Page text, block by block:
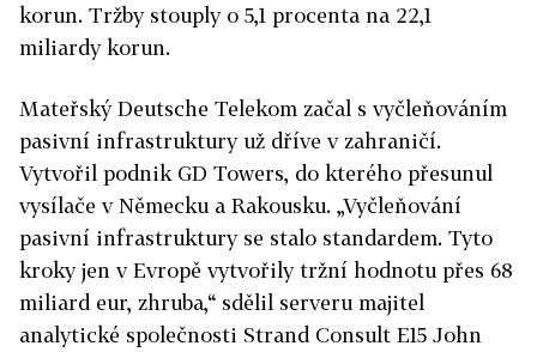
korun. Tržby stouply o 5,1 procenta na 22,1
miliardy korun.
Mateřský Deutsche Telekom začal s vyčleňováním
pasivní infrastruktury už dříve v zahraničí.
Vytvořil podnik GD Towers, do kterého přesunul
vysílače v Německu a Rakousku. „Vyčleňování
pasivní infrastruktury se stalo standardem. Tyto
kroky jen v Evropě vytvořily tržní hodnotu přes 68
miliard eur, zhruba,“ sdělil serveru majitel
analytické společnosti Strand Consult E15 John